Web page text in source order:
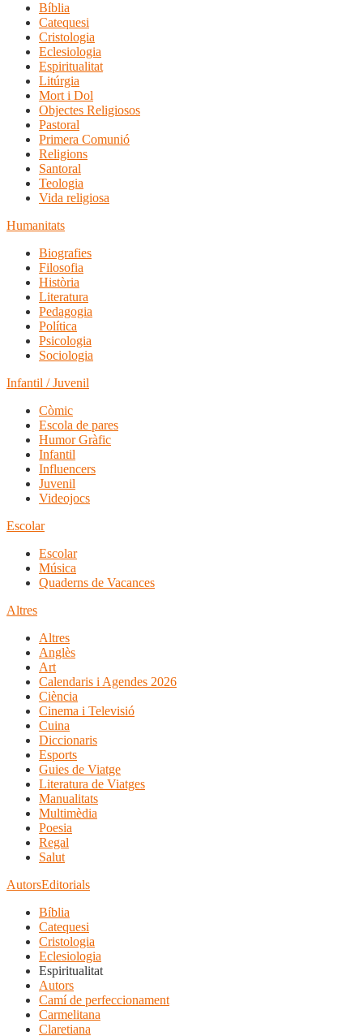
Bíblia
Catequesi
Cristologia
Eclesiologia
Espiritualitat
Litúrgia
Mort i Dol
Objectes Religiosos
Pastoral
Primera Comunió
Religions
Santoral
Teologia
Vida religiosa
Humanitats
Biografies
Filosofia
Història
Literatura
Pedagogia
Política
Psicologia
Sociologia
Infantil / Juvenil
Còmic
Escola de pares
Humor Gràfic
Infantil
Influencers
Juvenil
Videojocs
Escolar
Escolar
Música
Quaderns de Vacances
Altres
Altres
Anglès
Art
Calendaris i Agendes 2026
Ciència
Cinema i Televisió
Cuina
Diccionaris
Esports
Guies de Viatge
Literatura de Viatges
Manualitats
Multimèdia
Poesia
Regal
Salut
AutorsEditorials
Bíblia
Catequesi
Cristologia
Eclesiologia
Espiritualitat
Autors
Camí de perfeccionament
Carmelitana
Claretiana